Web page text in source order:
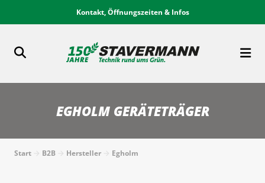
Kontakt, Öffnungszeiten & Infos
EGHOLM GERÄTETRÄGER
Start B2B Hersteller Egholm